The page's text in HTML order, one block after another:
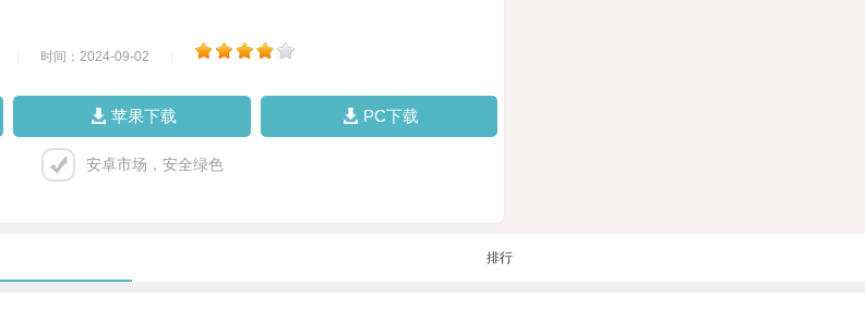
时间：2024-09-02
苹果下载 PC下载
安卓市场，安全绿色
排行